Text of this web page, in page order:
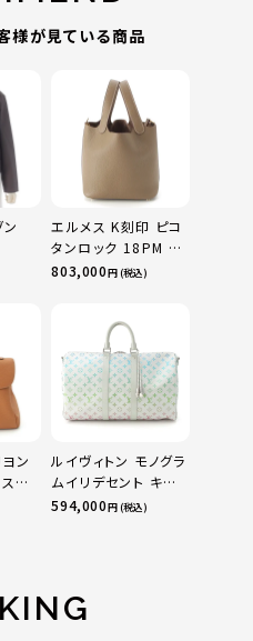
様が見ている商品
エルメス K刻印 ピコ
タンロック 18PM ト
リヨン ハンドバッグ
803,000円 (税込)
ン
ピ
ョ
ルイヴィトン モノグラ
ムイリデセント キー
ポルバンドリエール
594,000円 (税込)